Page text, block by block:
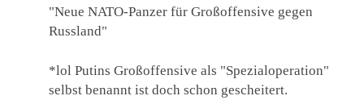
"Neue NATO-Panzer für Großoffensive gegen
Russland"
*lol Putins Großoffensive als "Spezialoperation"
selbst benannt ist doch schon gescheitert.